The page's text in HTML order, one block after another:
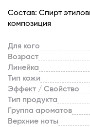
Состав: Спирт
композиция
Для кого
Возраст
Линейка
Тип кожи
Эффект / Свойство
Тип продукта
Группа ароматов
Верхние ноты